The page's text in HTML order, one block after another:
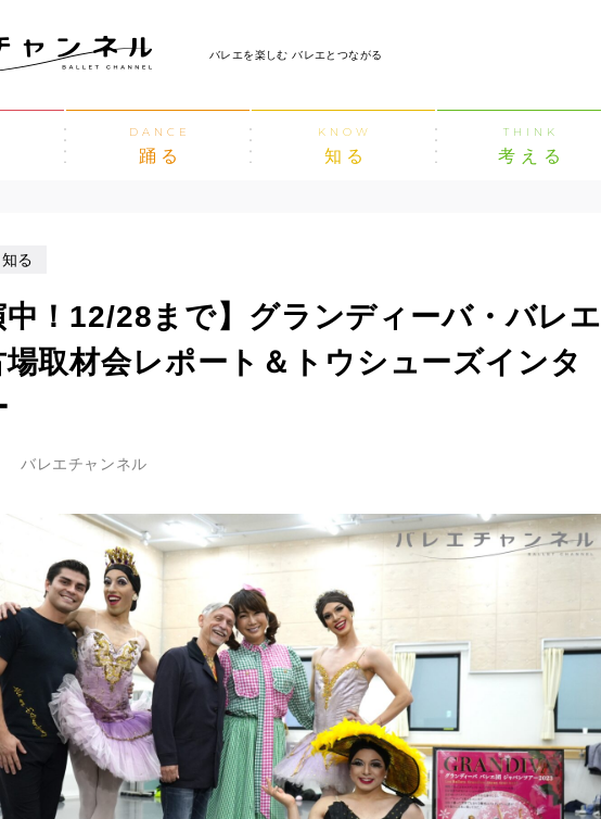
バレエを楽しむ バレエとつながる
DANCE
踊る
KNOW
知る
THINK
考える
知る
中！12/28まで】グランディーバ・バレエ
場取材会レポート＆トウシューズインタ
バレエチャンネル